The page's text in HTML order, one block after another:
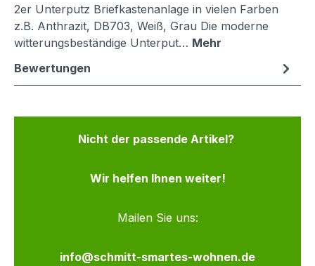
2er Unterputz Briefkastenanlage in vielen Farben
z.B. Anthrazit, DB703, Weiß, Grau Die moderne
witterungsbeständige Unterput… Mehr
Bewertungen
Nicht der passende Artikel?
Wir helfen Ihnen weiter!
Mailen Sie uns:
info@schmitt-smartes-wohnen.de